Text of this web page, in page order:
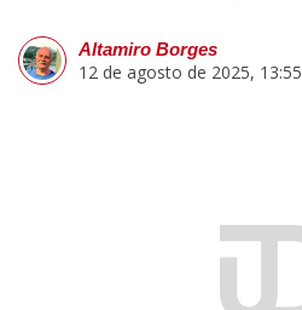
Altamiro Borges
12 de agosto de 2025, 13:55